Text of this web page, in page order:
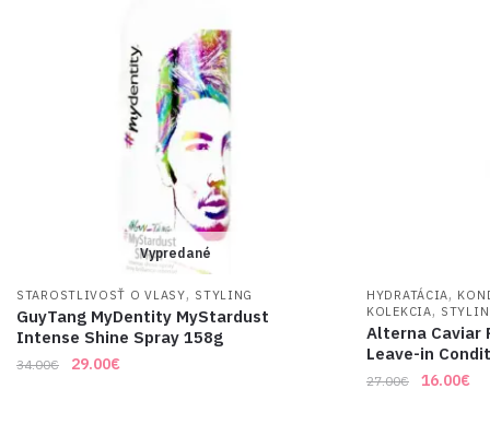
Vypredané
STAROSTLIVOSŤ O VLASY, STYLING
GuyTang MyDentity MyStardust
Intense Shine Spray 158g
34.00€
Original
29.00€Current
HYDRATÁCIA,
KOLEKCIA,
Alterna Caviar
Leave-in
27.00€
Original
16.00€